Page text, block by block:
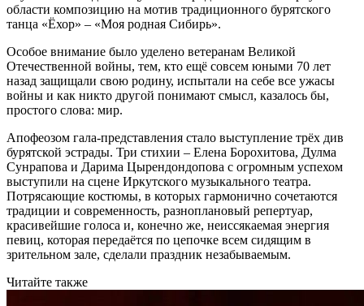
области композицию на мотив традиционного бурятского
танца «Ёхор» – «Моя родная Сибирь».
Особое внимание было уделено ветеранам Великой
Отечественной войны, тем, кто ещё совсем юными 70 лет
назад защищали свою родину, испытали на себе все ужасы
войны и как никто другой понимают смысл, казалось бы,
простого слова: мир.
Апофеозом гала-представления стало выступление трёх див
бурятской эстрады. Три стихии – Елена Борохитова, Дулма
Сунрапова и Дарима Цырендондопова с огромным успехом
выступили на сцене Иркутского музыкального театра.
Потрясающие костюмы, в которых гармонично сочетаются
традиции и современность, разноплановый репертуар,
красивейшие голоса и, конечно же, неиссякаемая энергия
певиц, которая передаётся по цепочке всем сидящим в
зрительном зале, сделали праздник незабываемым.
Читайте также